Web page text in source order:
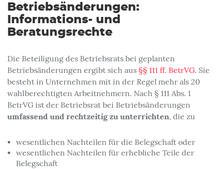
Betriebsänderungen:
Informations- und
Beratungsrechte
Die Beteiligung des Betriebsrats bei geplanten
Betriebsänderungen ergibt sich aus §§ 111 ff. BetrVG. Sie
besteht in Unternehmen mit in der Regel mehr als 20
wahlberechtigten Arbeitnehmern. Nach § 111 Abs. 1
BetrVG ist der Betriebsrat bei Betriebsänderungen
umfassend und rechtzeitig zu unterrichten, die zu
wesentlichen Nachteilen für die Belegschaft oder
wesentlichen Nachteilen für erhebliche Teile der
Belegschaft